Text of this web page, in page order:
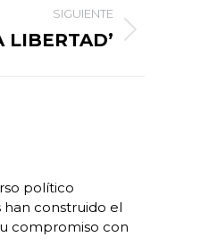
SIGUIENTE
LIBERTAD’
político
construido el
compromiso con